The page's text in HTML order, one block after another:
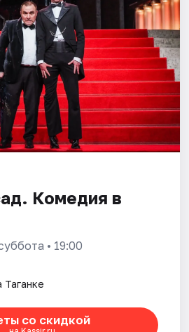
Комедия в
• 19:00
Таганке
со скидкой